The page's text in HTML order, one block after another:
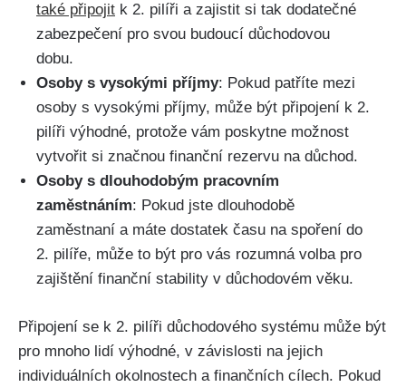
také připojit k 2. pilíři a zajistit si tak dodatečné
zabezpečení pro svou budoucí důchodovou
dobu.
Osoby s vysokými příjmy: Pokud patříte mezi
osoby s vysokými příjmy, může být připojení k 2.
pilíři výhodné, protože vám poskytne možnost
vytvořit si značnou finanční rezervu na důchod.
Osoby s dlouhodobým pracovním
zaměstnáním: Pokud jste dlouhodobě
zaměstnaní a máte dostatek času na spoření do
2. pilíře, může to být pro vás rozumná volba pro
zajištění finanční stability v důchodovém věku.
Připojení se k 2. pilíři důchodového systému může být
pro mnoho lidí výhodné, v závislosti na jejich
individuálních okolnostech a finančních cílech. Pokud